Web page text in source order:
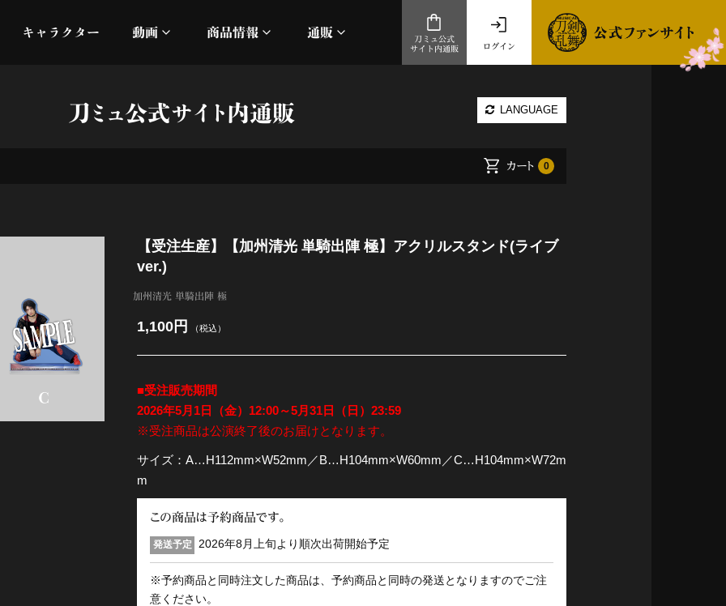
キャラクター 動画
オフィシャルムービー
商品情報
加州清光 単騎出陣 極
静かなる夜半の寝ざめ
十周年記念 乱舞博覧会
ディスコグラフィー
通販
ログイン
刀ミュ公式
サイト内通販
刀ミュ公式サイト内通販 LANGUAGE
カート 0
【受注生産】【加州清光 単騎出陣 極】アクリルスタンド(ライブ
ver.)
加州清光 単騎出陣 極
1,100円 （税込）
■受注販売期間
2026年5月1日（金）12:00～5月31日（日）23:59
※受注商品は公演終了後のお届けとなります。
サイズ：A…H112mm×W52mm／B…H104mm×W60mm／C…H104mm×W72m
m
この商品は予約商品です。
発送予定 2026年8月上旬より順次出荷開始予定
※予約商品と同時注文した商品は、予約商品と同時の発送となりますのでご注
意ください。